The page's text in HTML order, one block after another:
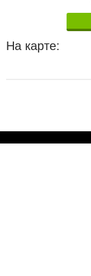
На карте: